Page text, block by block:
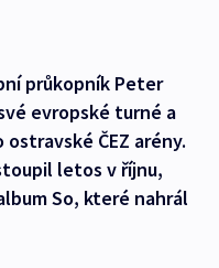
průkopník Peter
evropské turné a
ČEZ arény.
letos v říjnu,
So, které nahrál